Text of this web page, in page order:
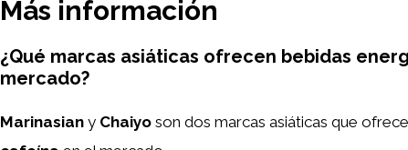
Más información
¿Qué marcas asiáticas ofrecen bebidas
mercado?
Marinasian y Chaiyo son dos marcas asiáticas que